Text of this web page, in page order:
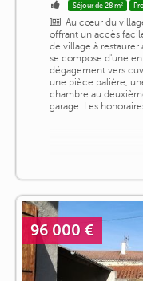
Séjour de 28 m²
Au cœur du village
offrant un accès
de village à restaurer
se compose d'une
dégagement vers
une pièce palière,
chambre au
garage. Les
96 000 €